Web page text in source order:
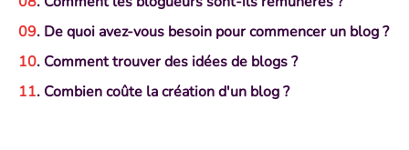
. De quoi avez-vous besoin pour commencer un blog ?
. Comment trouver des idées de blogs ?
. Combien coûte la création d'un blog ?